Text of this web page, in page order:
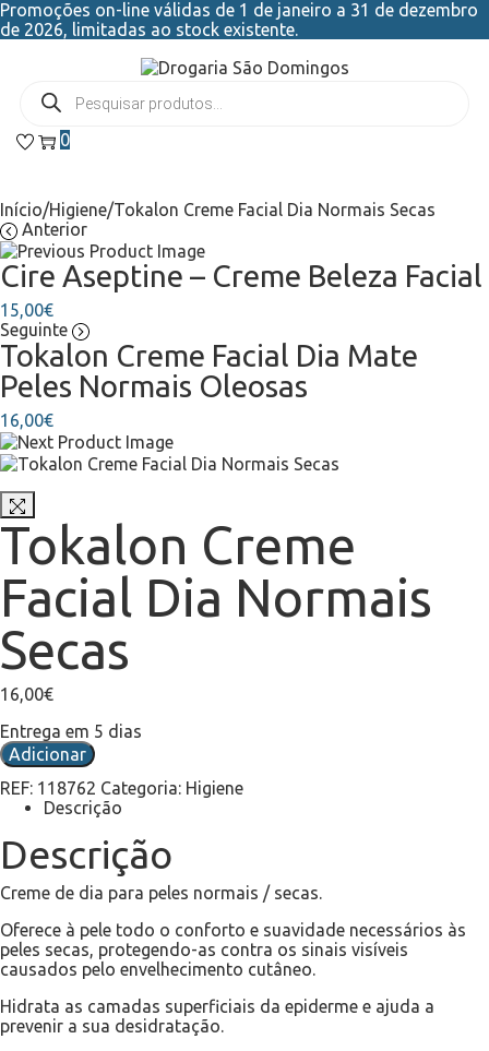
Promoções on-line válidas de 1 de janeiro a 31 de dezembro
de 2026, limitadas ao stock existente.
0
Início/Higiene/Tokalon Creme Facial Dia Normais Secas
Anterior
Cire Aseptine – Creme Beleza Facial
15,00€
Seguinte
Tokalon Creme Facial Dia Mate
Peles Normais Oleosas
16,00€
Tokalon Creme
Facial Dia Normais
Secas
16,00€
Entrega em 5 dias
Adicionar
REF: 118762 Categoria: Higiene
Descrição
Descrição
Creme de dia para peles normais / secas.
Oferece à pele todo o conforto e suavidade necessários às
peles secas, protegendo-as contra os sinais visíveis
causados pelo envelhecimento cutâneo.
Hidrata as camadas superficiais da epiderme e ajuda a
prevenir a sua desidratação.